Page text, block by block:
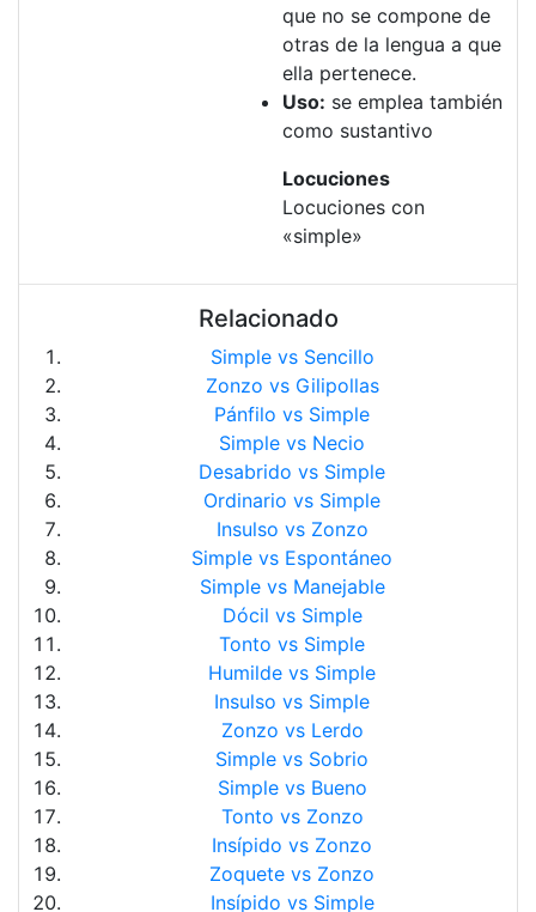
que no se compone de
otras de la lengua a que
ella pertenece.
Uso: se emplea también
como sustantivo
Locuciones
Locuciones con
«simple»
Relacionado
Simple vs Sencillo
Zonzo vs Gilipollas
Pánfilo vs Simple
Simple vs Necio
Desabrido vs Simple
Ordinario vs Simple
Insulso vs Zonzo
Simple vs Espontáneo
Simple vs Manejable
Dócil vs Simple
Tonto vs Simple
Humilde vs Simple
Insulso vs Simple
Zonzo vs Lerdo
Simple vs Sobrio
Simple vs Bueno
Tonto vs Zonzo
Insípido vs Zonzo
Zoquete vs Zonzo
Insípido vs Simple